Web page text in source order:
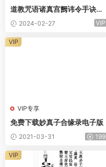
道教咒语诸真宫阙讳令手诀集
70页电子版
2024-02-27 VIP
VIP专享
免费下载妙真子合缘录电子版
2021-03-31 199
VIP
VIP